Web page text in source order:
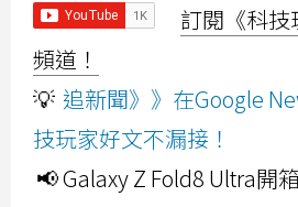
訂閱《科技
頻道！
💡 追新聞》》在Google
技玩家好文不漏接！
📢 Galaxy Z Fold8 Ultra開